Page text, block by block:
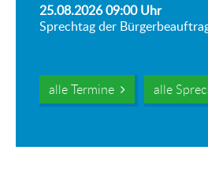
25.08.2026 09:00Uhr
Sprechtag der
alle Termine alle